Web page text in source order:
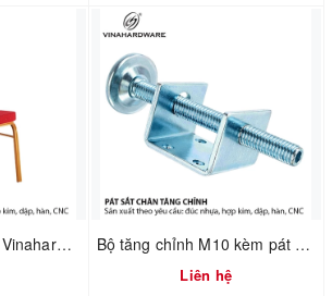
Khung ghế hội nghị Vinahardware mã 2302.1.7586 Bộ tăng chỉnh M10 kèm pát chữ U Vinahardware 2702.1.11050
Liên hệ